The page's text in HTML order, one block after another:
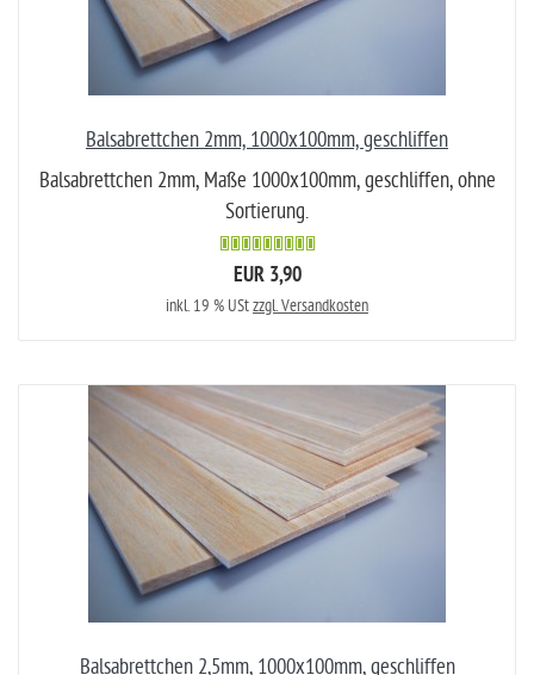
Balsabrettchen 2mm, 1000x100mm, geschliffen
Balsabrettchen 2mm, Maße 1000x100mm, geschliffen, ohne
Sortierung.
EUR 3,90
inkl. 19 % UStzzgl. Versandkosten
Balsabrettchen 2,5mm, 1000x100mm, geschliffen